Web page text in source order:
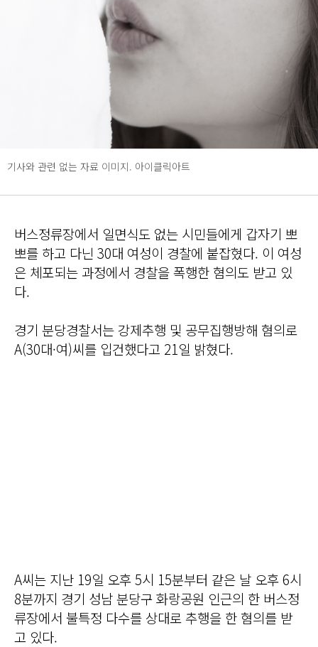
기사와 관련 없는 자료 이미지. 아이클릭아트
버스정류장에서 일면식도 없는 시민들에게 갑자기 뽀
뽀를 하고 다닌 30대 여성이 경찰에 붙잡혔다. 이 여성
은 체포되는 과정에서 경찰을 폭행한 혐의도 받고 있
다.
경기 분당경찰서는 강제추행 및 공무집행방해 혐의로
A(30대·여)씨를 입건했다고 21일 밝혔다.
A씨는 지난 19일 오후 5시 15분부터 같은 날 오후 6시
8분까지 경기 성남 분당구 화랑공원 인근의 한 버스정
류장에서 불특정 다수를 상대로 추행을 한 혐의를 받
고 있다.